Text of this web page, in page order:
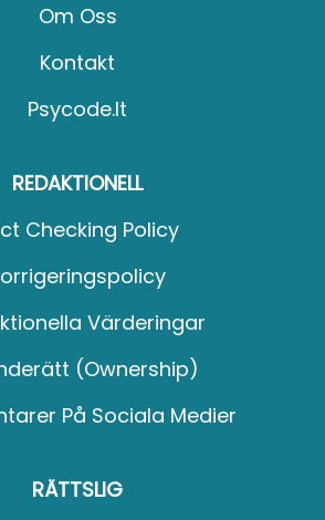
Om Oss
Kontakt
Psycode.it
REDAKTIONELL
Checking Policy
Värderingar
(Ownership)
På Sociala Medier
RÄTTSLIG